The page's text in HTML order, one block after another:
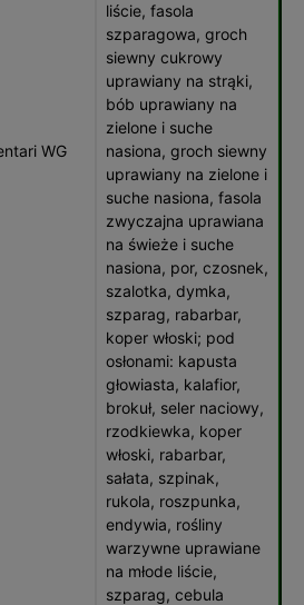
WG
liście, fasola
szparagowa, groch
siewny cukrowy
uprawiany na strąki,
bób uprawiany na
zielone i suche
nasiona, groch siewny
uprawiany na zielone i
suche nasiona, fasola
zwyczajna uprawiana
na świeże i suche
nasiona, por, czosnek,
szalotka, dymka,
szparag, rabarbar,
koper włoski; pod
osłonami: kapusta
głowiasta, kalafior,
brokuł, seler naciowy,
rzodkiewka, koper
włoski, rabarbar,
sałata, szpinak,
rukola, roszpunka,
endywia, rośliny
warzywne uprawiane
na młode liście,
szparag, cebula